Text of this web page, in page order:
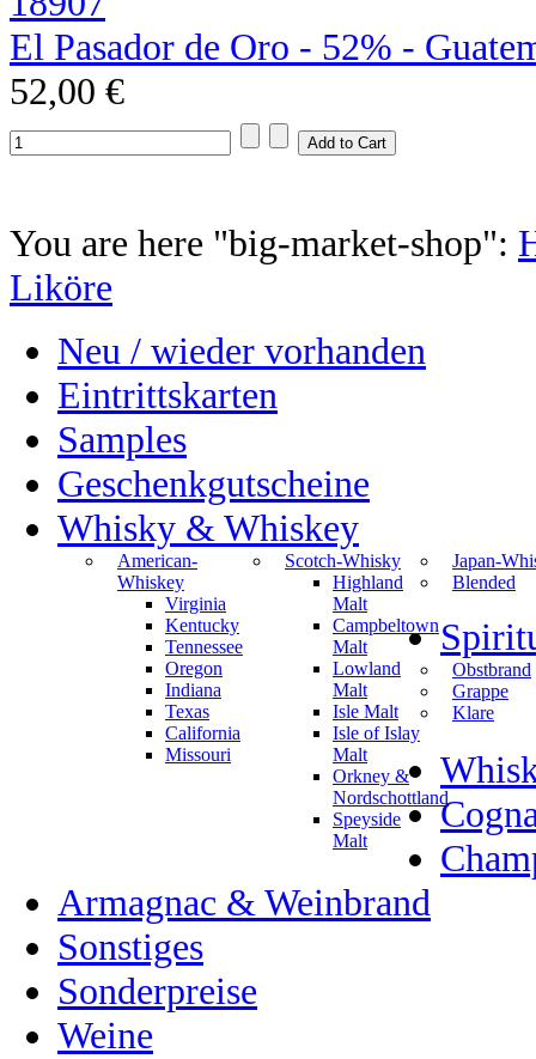
El Pasador de Oro - 52% -
52,00 €
You are here "big-market-shop":
Liköre
Neu / wieder vorhanden
Eintrittskarten
Samples
Geschenkgutscheine
Whisky & Whiskey
American-
Whiskey
Virginia
Kentucky
Tennessee
Oregon
Indiana
Texas
California
Missouri
Scotch-Whisky
Highland
Malt
Campbeltown
Malt
Lowland
Malt
Isle Malt
Isle of Islay
Malt
Orkney &
Nordschottland
Speyside
Malt
Japan-
Blended
Obstbrand
Grappe
Klare
Armagnac & Weinbrand
Sonstiges
Sonderpreise
Weine